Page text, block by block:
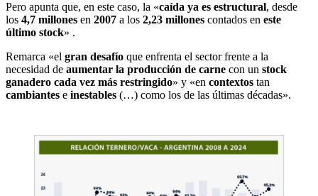
Pero apunta que, en este caso, la «caída ya es estructural, desde
los 4,7 millones en 2007 a los 2,23 millones contados en este
último stock» .
Remarca «el gran desafío que enfrenta el sector frente a la
necesidad de aumentar la producción de carne con un stock
ganadero cada vez más restringido» y «en contextos tan
cambiantes e inestables (…) como los de las últimas décadas».